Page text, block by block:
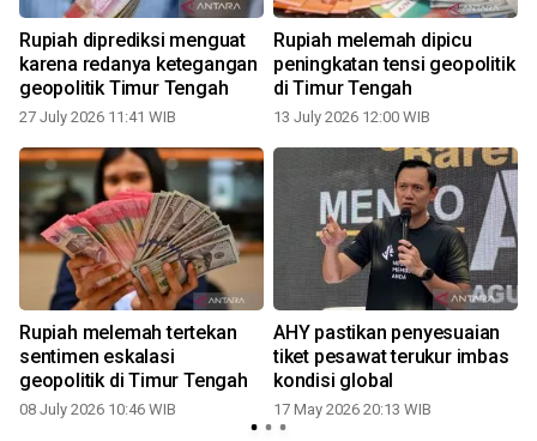
Rupiah diprediksi menguat
karena redanya ketegangan
geopolitik Timur Tengah
27 July 2026 11:41 WIB
Rupiah melemah dipicu
peningkatan tensi geopolitik
di Timur Tengah
13 July 2026 12:00 WIB
Rupiah melemah tertekan
sentimen eskalasi
geopolitik di Timur Tengah
08 July 2026 10:46 WIB
AHY pastikan penyesuaian
tiket pesawat terukur imbas
kondisi global
17 May 2026 20:13 WIB